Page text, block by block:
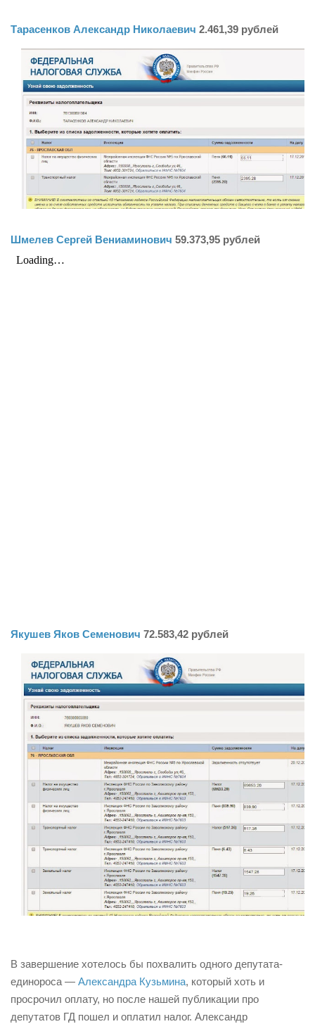
Тарасенков Александр Николаевич 2.461,39 рублей
Шмелев Сергей Вениаминович 59.373,95 рублей
Якушев Яков Семенович 72.583,42 рублей
В завершение хотелось бы похвалить одного депутата-
единороса — Александра Кузьмина, который хоть и
просрочил оплату, но после нашей публикации про
депутатов ГД пошел и оплатил налог. Александр